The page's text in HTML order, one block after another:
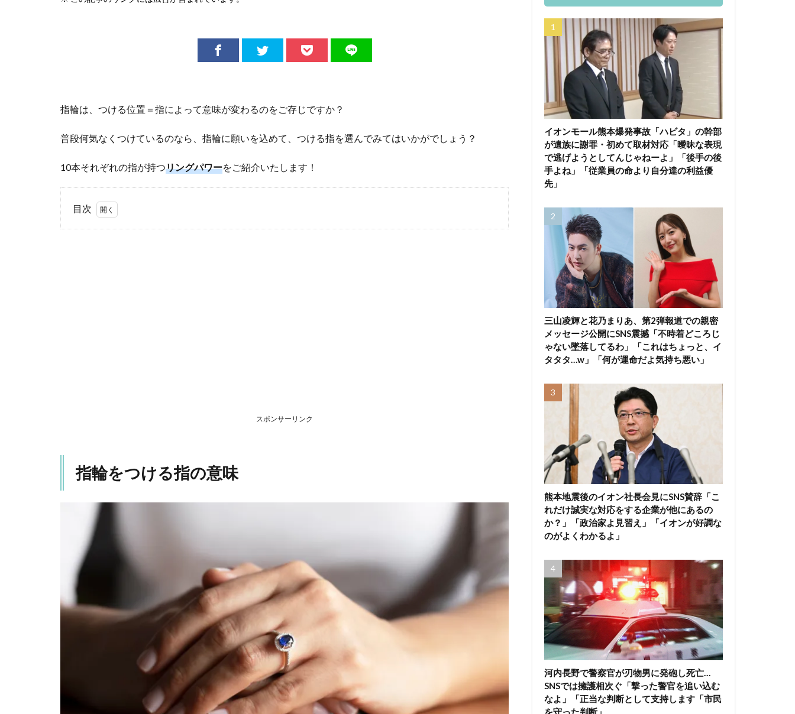
指輪は、つける位置＝指によって意味が変わるのをご存じですか？
普段何気なくつけているのなら、指輪に願いを込めて、つける指を選んでみてはいかがでしょう？
10本それぞれの指が持つリングパワーをご紹介いたします！
目次
人差
し
イン
デッ
クス
リン
グ
指：
ミド
スポンサーリンク
指輪をつける指の意味
イオンモール熊本爆発事故「ハビタ」の幹部
が遺族に謝罪・初めて取材対応「曖昧な表現
で逃げようとしてんじゃねーよ」「後手の後
手よね」「従業員の命より自分達の利益優
先」
三山凌輝と花乃まりあ、第2弾報道での親密
メッセージ公開にSNS震撼「不時着どころじ
ゃない墜落してるわ」「これはちょっと、イ
タタタ…w」「何が運命だよ気持ち悪い」
熊本地震後のイオン社長会見にSNS賛辞「こ
れだけ誠実な対応をする企業が他にあるの
か？」「政治家よ見習え」「イオンが好調な
のがよくわかるよ」
河内長野で警察官が刃物男に発砲し死亡…
SNSでは擁護相次ぐ「撃った警官を追い込む
なよ」「正当な判断として支持します「市民
を守った判断」